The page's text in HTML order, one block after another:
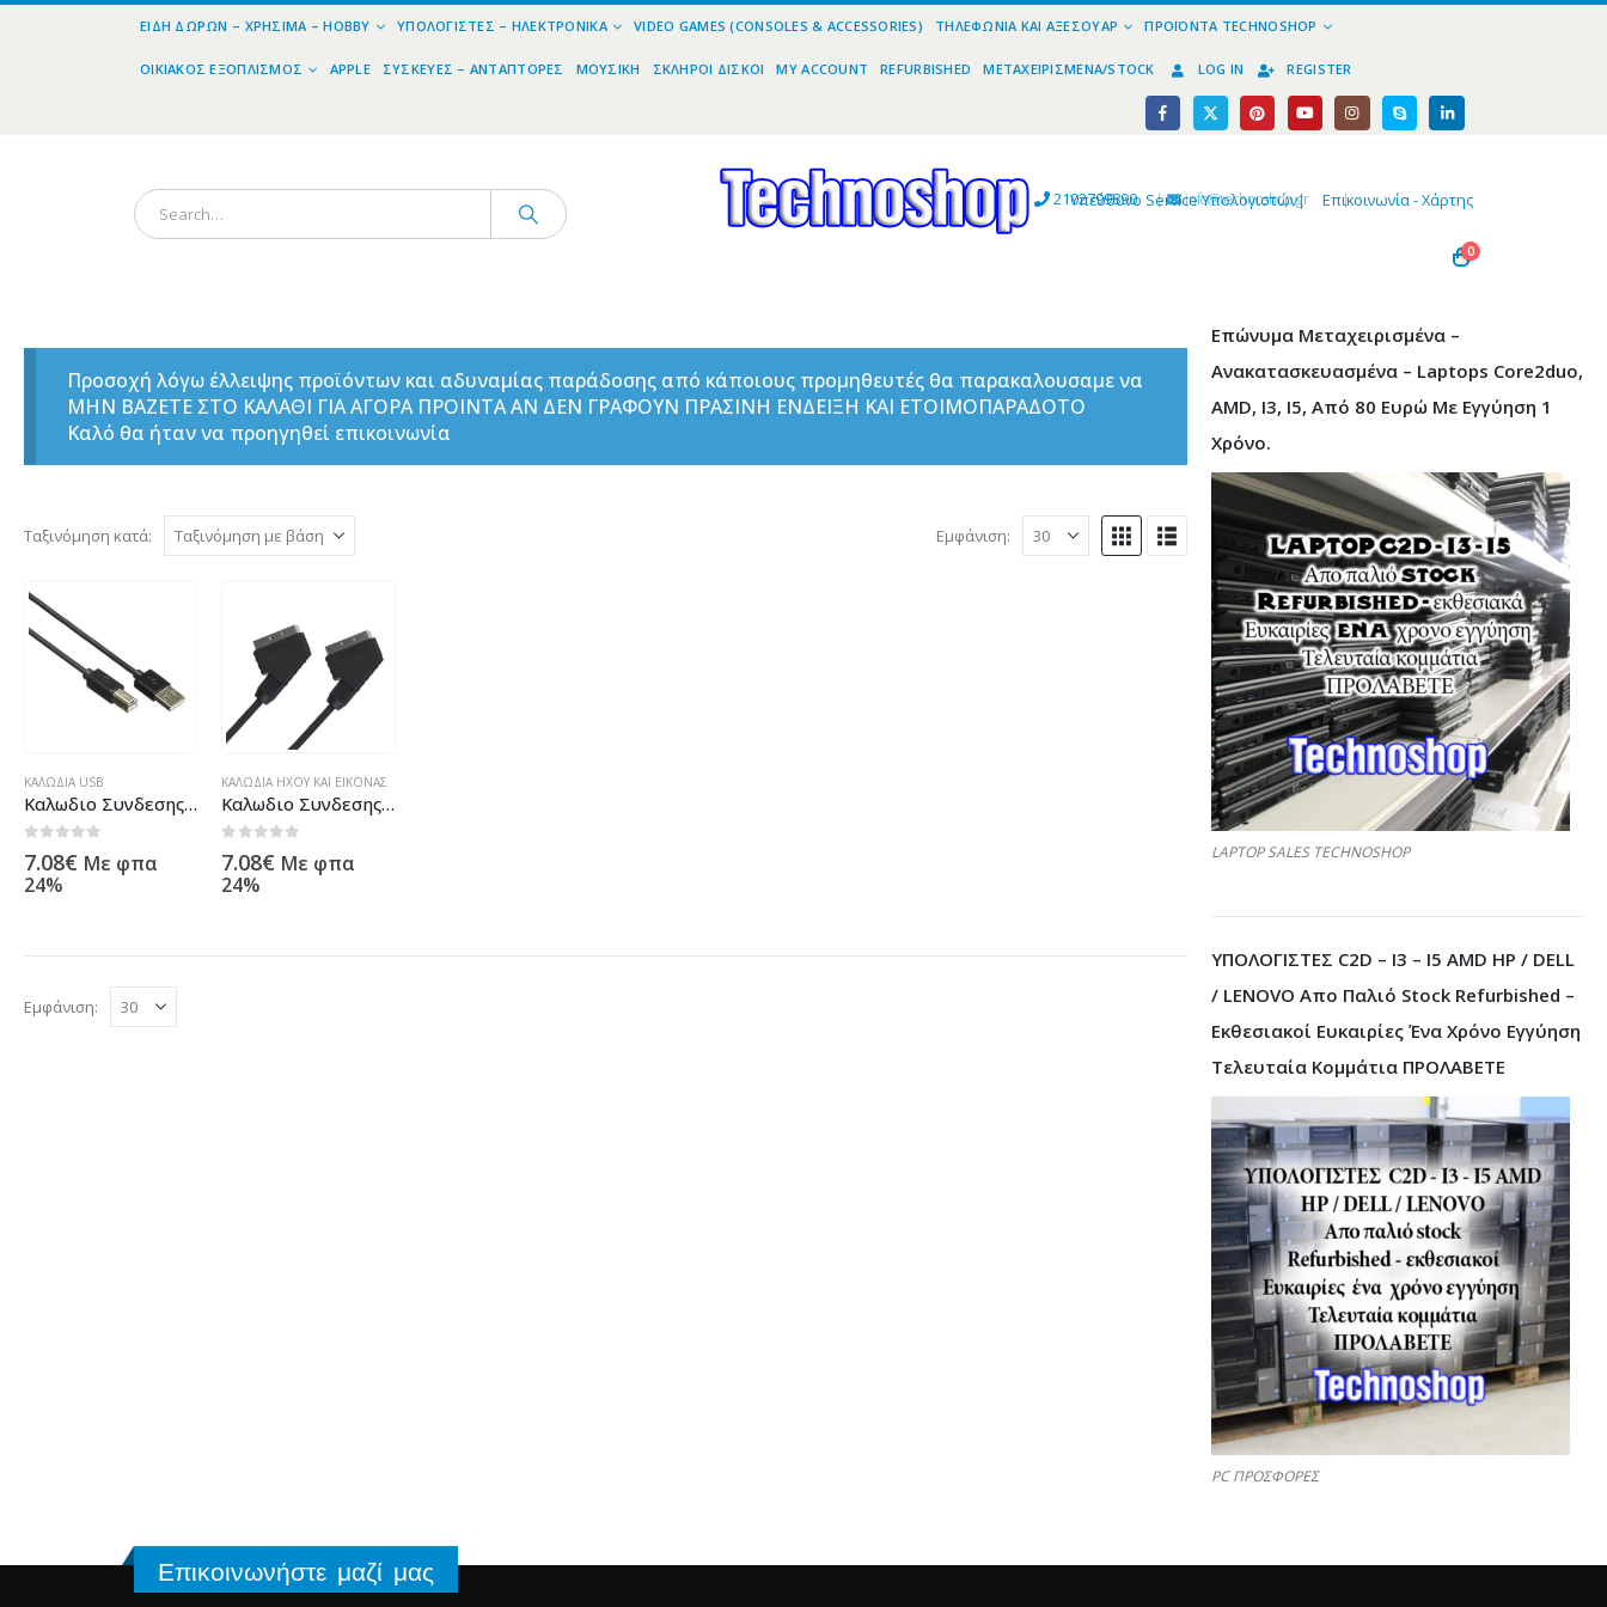
ΕΊΔΗ ΔΏΡΩΝ – ΧΡΉΣΙΜΑ – HOBBY ΥΠΟΛΟΓΙΣΤΈΣ – ΗΛΕΚΤΡΟΝΙΚΆ VIDEO GAMES (CONSOLES & ACCESSORIES) ΤΗΛΕΦΩΝΊΑ ΚΑΙ ΑΞΕΣΟΥΆΡ ΠΡΟΪΌΝΤΑ TECHNOSHOP
ΟΙΚΙΑΚΌΣ ΕΞΟΠΛΙΣΜΌΣ APPLE ΣΥΣΚΕΥΈΣ – ΑΝΤΆΠΤΟΡΕΣ ΜΟΥΣΙΚΉ ΣΚΛΗΡΟΊ ΔΊΣΚΟΙ MY ACCOUNT REFURBISHED ΜΕΤΑΧΕΙΡΙΣΜΈΝΑ/STOCK LOG IN REGISTER
2102799890 | info@technoshop,gr |
Υπεύθυνο Service Υπολογιστών| Επικοινωνία - Χάρτης
0
Προσοχή λόγω έλλειψης προϊόντων και αδυναμίας παράδοσης από κάποιους προμηθευτές θα παρακαλουσαμε να
ΜΗΝ ΒΑΖΕΤΕ ΣΤΟ ΚΑΛΑΘΙ ΓΙΑ ΑΓΟΡΑ ΠΡΟΙΝΤΑ ΑΝ ΔΕΝ ΓΡΑΦΟΥΝ ΠΡΑΣΙΝΗ ΕΝΔΕΙΞΗ ΚΑΙ ΕΤΟΙΜΟΠΑΡΑΔΟΤΟ
Καλό θα ήταν να προηγηθεί επικοινωνία
Ταξινόμηση κατά: Εμφάνιση:
ΚΑΛΏΔΙΑ USB
Καλωδιο Συνδεσης KIT απο USB A σε USB B 1m
7.08€ Με φπα
24%
ΚΑΛΏΔΙΑ ΉΧΟΥ ΚΑΙ ΕΙΚΌΝΑΣ
Καλωδιο Συνδεσης Kit απο Scart σε Scart 1m
7.08€ Με φπα
24%
Εμφάνιση:
Επώνυμα Μεταχειρισμένα –
Ανακατασκευασμένα – Laptops Core2duo,
AMD, I3, I5, Από 80 Ευρώ Με Εγγύηση 1
Χρόνο.
LAPTOP SALES TECHNOSHOP
ΥΠΟΛΟΓΙΣΤΕΣ C2D – I3 – I5 AMD HP / DELL
/ LENOVO Απο Παλιό Stock Refurbished –
Εκθεσιακοί Ευκαιρίες Ένα Χρόνο Εγγύηση
Τελευταία Κομμάτια ΠΡΟΛΑΒΕΤΕ
PC ΠΡΟΣΦΟΡΕΣ
Επικοινωνήστε μαζί μας